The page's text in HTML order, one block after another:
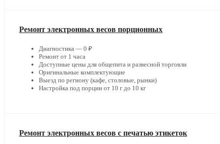
Ремонт электронных весов порционных
Диагностика — 0 ₽
Ремонт от 1 часа
Доступные цены для общепита и развесной торговли
Оригинальные комплектующие
Выезд по региону (кафе, столовые, рынки)
Настройка под порции от 10 г до 10 кг
Ремонт электронных весов с печатью этикеток